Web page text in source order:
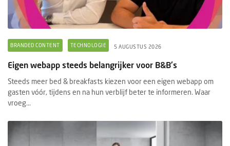
BRANDED CONTENT TECHNOLOGIE 5 AUGUSTUS 2026
Eigen webapp steeds belangrijker voor B&B's
Steeds meer bed & breakfasts kiezen voor een eigen webapp om
gasten vóór, tijdens en na hun verblijf beter te informeren. Waar
vroeg...